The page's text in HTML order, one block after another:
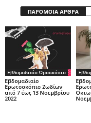
ΠΑΡΟΜΟΙΑ ΑΡΘΡΑ
Εβδομαδιαίο Ωροσκόπιο
Εβδομαδιαίο
Ερωτοσκόπιο Ζωδίων
από 7 έως 13 Νοεμβρίου
2022